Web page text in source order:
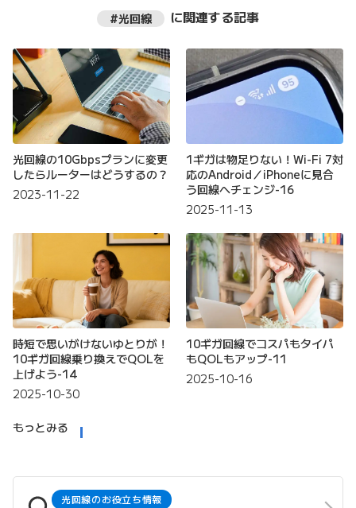
#光回線 に関連する記事
光回線の10Gbpsプランに変更
したらルーターはどうするの？
2023-11-22
1ギガは物足りない！Wi-Fi 7対
応のAndroid／iPhoneに見合
う回線へチェンジ-16
2025-11-13
時短で思いがけないゆとりが！
10ギガ回線乗り換えでQOLを
上げよう-14
2025-10-30
10ギガ回線でコスパもタイパ
もQOLもアップ-11
2025-10-16
もっとみる
光回線のお役立ち情報